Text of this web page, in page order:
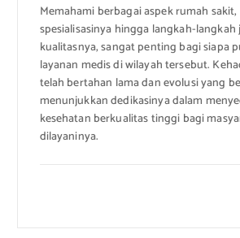
Memahami berbagai aspek rumah
spesialisasinya hingga langkah-langkah
kualitasnya, sangat penting bagi siapa
layanan medis di wilayah tersebut.
telah bertahan lama dan evolusi yang
menunjukkan dedikasinya dalam
kesehatan berkualitas tinggi bagi
dilayaninya.